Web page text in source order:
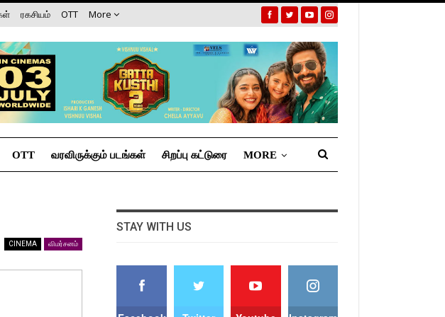
ரகசியம் OTT More
OTT வரவிருக்கும் படங்கள் சிறப்பு கட்டுரை MORE
CINEMA விமர்சனம்
STAY WITH US